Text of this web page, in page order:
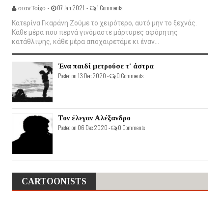
στον Τοίχο - 07 Jan 2021 - 1 Comments
Κατερίνα Γκαράνη Ζούμε το χειρότερο, αυτό μην το ξεχνάς.
Κάθε μέρα που περνά γινόμαστε μάρτυρες αφόρητης
κατάθλιψης, κάθε μέρα αποχαιρετάμε κι έναν...
Ένα παιδί μετρούσε τ' άστρα
Posted on 13 Dec 2020 - 0 Comments
Τον έλεγαν Αλέξανδρο
Posted on 06 Dec 2020 - 0 Comments
CARTOONISTS